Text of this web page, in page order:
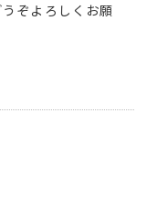
ぞよろしくお願